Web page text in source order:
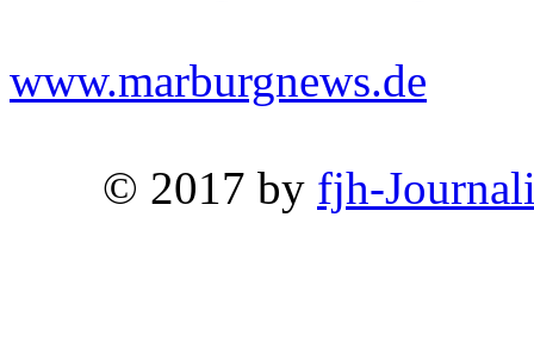
www.marburgnews.de
© 2017 by fjh-